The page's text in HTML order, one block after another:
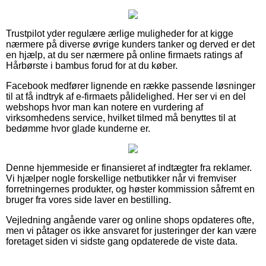
Trustpilot yder regulære ærlige muligheder for at kigge
nærmere på diverse øvrige kunders tanker og derved er det
en hjælp, at du ser nærmere på online firmaets ratings af
Hårbørste i bambus forud for at du køber.
Facebook medfører lignende en række passende løsninger
til at få indtryk af e-firmaets pålidelighed. Her ser vi en del
webshops hvor man kan notere en vurdering af
virksomhedens service, hvilket tilmed må benyttes til at
bedømme hvor glade kunderne er.
Denne hjemmeside er finansieret af indtægter fra reklamer.
Vi hjælper nogle forskellige netbutikker når vi fremviser
forretningernes produkter, og høster kommission såfremt en
bruger fra vores side laver en bestilling.
Vejledning angående varer og online shops opdateres ofte,
men vi påtager os ikke ansvaret for justeringer der kan være
foretaget siden vi sidste gang opdaterede de viste data.